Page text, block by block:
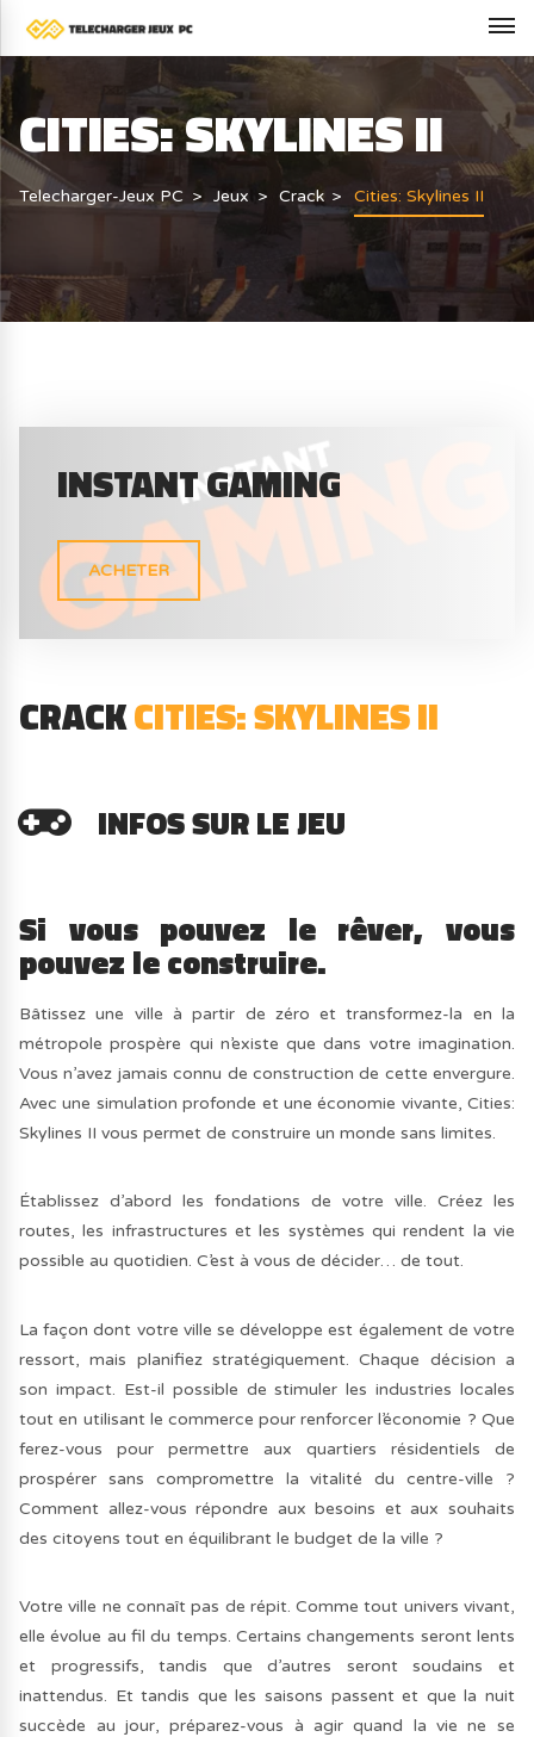
CITIES: SKYLINES II
Telecharger-Jeux PC Jeux Crack Cities: Skylines II
INSTANT GAMING
ACHETER
CRACKCITIES: SKYLINES II
INFOS SUR LE JEU
Si vous pouvez le rêver, vous
pouvez le construire.
Bâtissez une ville à partir de zéro et transformez-la en la
métropole prospère qui n’existe que dans votre imagination.
Vous n’avez jamais connu de construction de cette envergure.
Avec une simulation profonde et une économie vivante, Cities:
Skylines II vous permet de construire un monde sans limites.
Établissez d’abord les fondations de votre ville. Créez les
routes, les infrastructures et les systèmes qui rendent la vie
possible au quotidien. C’est à vous de décider… de tout.
La façon dont votre ville se développe est également de votre
ressort, mais planifiez stratégiquement. Chaque décision a
son impact. Est-il possible de stimuler les industries locales
tout en utilisant le commerce pour renforcer l’économie ? Que
ferez-vous pour permettre aux quartiers résidentiels de
prospérer sans compromettre la vitalité du centre-ville ?
Comment allez-vous répondre aux besoins et aux souhaits
des citoyens tout en équilibrant le budget de la ville ?
Votre ville ne connaît pas de répit. Comme tout univers vivant,
elle évolue au fil du temps. Certains changements seront lents
et progressifs, tandis que d’autres seront soudains et
inattendus. Et tandis que les saisons passent et que la nuit
succède au jour, préparez-vous à agir quand la vie ne se